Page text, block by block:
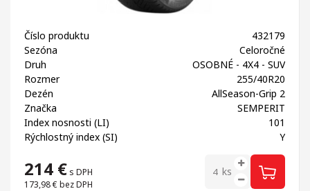
Číslo produktu
432179
Sezóna
Celoročné
Druh
OSOBNÉ - 4X4 - SUV
Rozmer
255/40R20
Dezén
AllSeason-Grip 2
Značka
SEMPERIT
Index nosnosti (LI)
101
Rýchlostný index (SI)
Y
214 € s DPH
173,98 € bez DPH
ks